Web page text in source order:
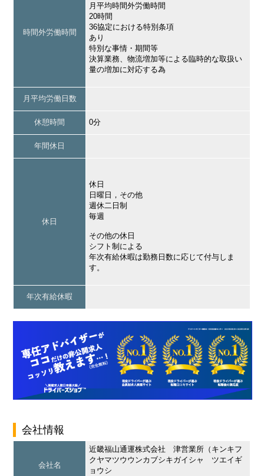
時間外労働時間
月平均時間外労働時間
20時間
36協定における特別条項
あり
特別な事情・期間等
決算業務、物流増加等による臨時的な取扱い
量の増加に対応する為
月平均労働日数
休憩時間 0分
年間休日
休日
休日
日曜日，その他
週休二日制
毎週
その他の休日
シフト制による
年次有給休暇は勤務日数に応じて付与しま
す。
年次有給休暇
会社情報
会社名
近畿福山通運株式会社 津営業所（キンキフ
クヤマツウウンカブシキガイシャ ツエイギ
ョウシ